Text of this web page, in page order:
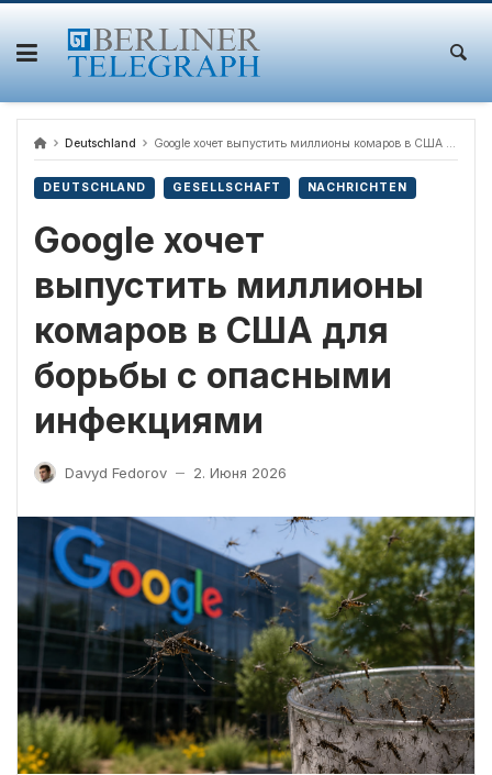
Skip
content
Deutschland Google хочет выпустить миллионы комаров в США для борьбы с опасными инфекциями
DEUTSCHLAND GESELLSCHAFT NACHRICHTEN
Google хочет
выпустить миллионы
комаров в США для
борьбы с опасными
инфекциями
Davyd Fedorov — 2. Июня 2026